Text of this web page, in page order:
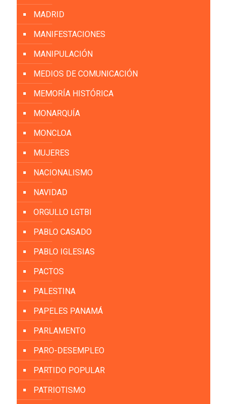
MADRID
MANIFESTACIONES
MANIPULACIÓN
MEDIOS DE COMUNICACIÓN
MEMORÍA HISTÓRICA
MONARQUÍA
MONCLOA
MUJERES
NACIONALISMO
NAVIDAD
ORGULLO LGTBI
PABLO CASADO
PABLO IGLESIAS
PACTOS
PALESTINA
PAPELES PANAMÁ
PARLAMENTO
PARO-DESEMPLEO
PARTIDO POPULAR
PATRIOTISMO